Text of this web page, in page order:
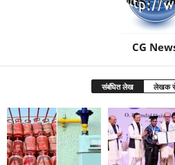
CG
संबंधित लेख लेखक